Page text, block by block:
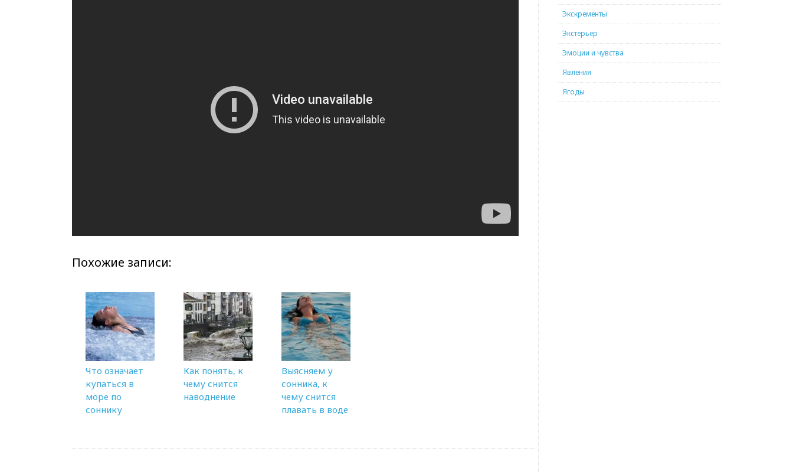
Похожие записи:
Что означает
купаться в
море по
соннику
Как понять, к
чему снится
наводнение
Выясняем у
сонника, к
чему снится
плавать в воде
Экскременты
Экстерьер
Эмоции и чувства
Явления
Ягоды